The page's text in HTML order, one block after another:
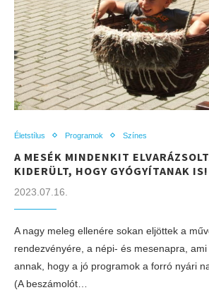
Életstílus Programok Színes
A MESÉK MINDENKIT
KIDERÜLT, HOGY GYÓGYÍTANAK IS!
2023.07.16.
A nagy meleg ellenére sokan eljöttek a
rendezvényére, a népi- és mesenapra,
annak, hogy a jó programok a forró nyári
(A beszámolót…